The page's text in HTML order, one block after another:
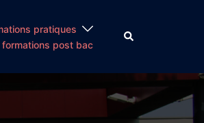
pratiques
formations post bac
Rechercher